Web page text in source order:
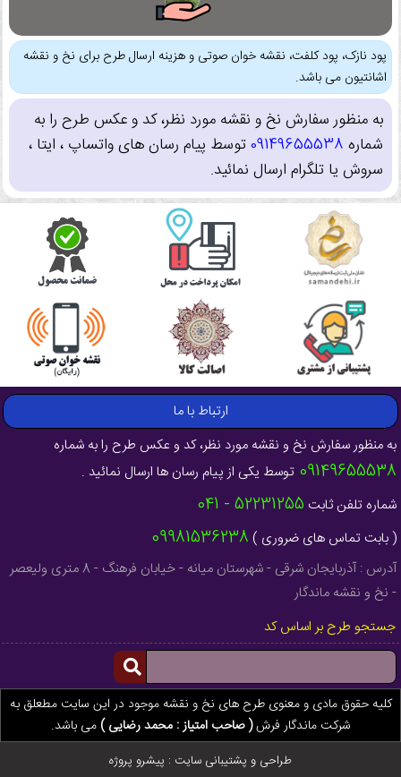
پود نازک، پود کلفت، نقشه خوان صوتی و هزینه ارسال طرح برای نخ و نقشه
اشانتیون می باشد.
به منظور سفارش نخ و نقشه مورد نظر، کد و عکس طرح را به
شماره 09149655538توسط پیام رسان های واتساپ ، ایتا ،
سروش یا تلگرام ارسال نمائید.
ارتباط با ما
به منظور سفارش نخ و نقشه مورد نظر، کد و عکس طرح را به شماره
09149655538 توسط یکی از پیام رسان ها ارسال نمائید .
شماره تلفن ثابت 52231255 - 041
( بابت تماس های ضروری ) 09981536238
آدرس : آذربایجان شرقی - شهرستان میانه - خیابان فرهنگ - 8 متری ولیعصر
- نخ و نقشه ماندگار
جستجو طرح بر اساس کد
کلیه حقوق مادی و معنوی طرح های نخ و نقشه موجود در این سایت مطعلق به
شرکت ماندگار فرش( صاحب امتیاز : محمد رضایی )می باشد.
طراحی و پشتیبانی سایت : پیشرو پروژه